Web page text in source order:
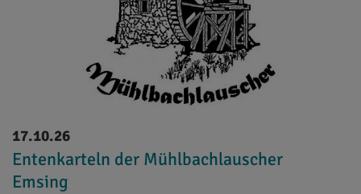
17.10.26
Entenkarteln der Mühlbachlauscher
Emsing